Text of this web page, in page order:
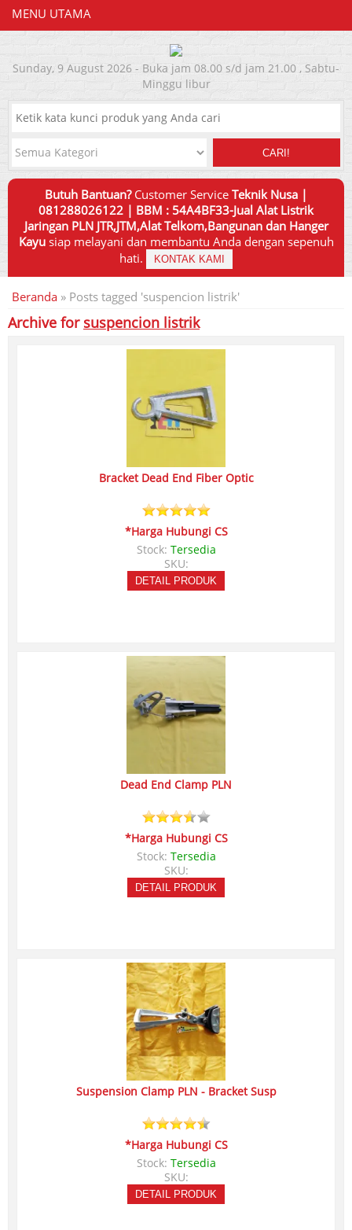
MENU UTAMA
Sunday, 9 August 2026 - Buka jam 08.00 s/d jam 21.00 , Sabtu-
Minggu libur
CARI!
Butuh Bantuan?Customer Service Teknik Nusa |
081288026122 | BBM : 54A4BF33-Jual Alat Listrik
Jaringan PLN JTR,JTM,Alat Telkom,Bangunan dan Hanger
Kayusiap melayani dan membantu Anda dengan sepenuh
hati.
KONTAK KAMI
Beranda » Posts tagged 'suspencion listrik'
Archive for suspencion listrik
Bracket Dead End Fiber Optic
*Harga Hubungi CS
Stock: Tersedia
SKU:
DETAIL PRODUK
Dead End Clamp PLN
*Harga Hubungi CS
Stock: Tersedia
SKU:
DETAIL PRODUK
Suspension Clamp PLN - Bracket Susp
*Harga Hubungi CS
Stock: Tersedia
SKU:
DETAIL PRODUK